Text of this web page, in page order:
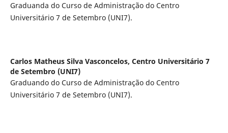
Graduanda do Curso de Administração do Centro
Universitário 7 de Setembro (UNI7).
Carlos Matheus Silva Vasconcelos, Centro Universitário 7
de Setembro (UNI7)
Graduando do Curso de Administração do Centro
Universitário 7 de Setembro (UNI7).